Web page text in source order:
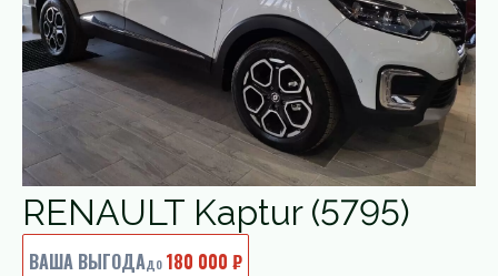
RENAULT Kaptur (5795)
ВАША ВЫГОДАдо180 000 ₽